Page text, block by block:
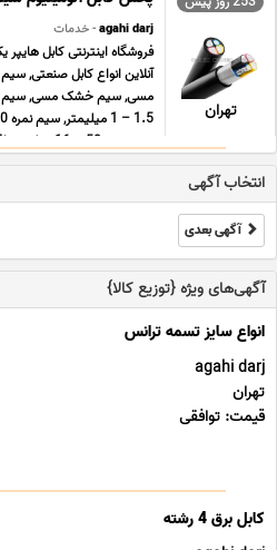
تهران
agahi darj- خدمات
فروشگاه اینترنتی کابل
آنلاین انواع کابل
سیم نمره 50 – 16 میلیمتر افشان و خشک زمین ... ...
انتخاب آگهی
آگهی بعدی
آگهی‌های ویژه {توزیع کالا}
agahi darj
تهران
قیمت: توافقی
کابل برق 4 رشته